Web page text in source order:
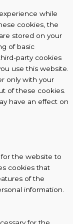
while
cookies, the
stored on your
of basic
party cookies
use this website.
only with your
of these cookies.
have an effect on
for the website to
cookies that
of the
information.
for the